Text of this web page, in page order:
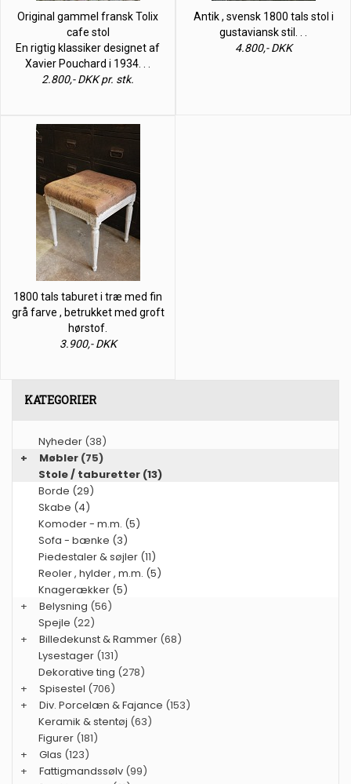
Original gammel fransk Tolix
cafe stol
En rigtig klassiker designet af
Xavier Pouchard i 1934. . .
2.800,- DKK pr. stk.
Antik , svensk 1800 tals stol i
gustaviansk stil. . .
4.800,- DKK
1800 tals taburet i træ med fin
grå farve , betrukket med groft
hørstof.
3.900,- DKK
KATEGORIER
Nyheder (38)
+
Møbler (75)
Stole / taburetter (13)
Borde (29)
Skabe (4)
Komoder - m.m. (5)
Sofa - bænke (3)
Piedestaler & søjler (11)
Reoler , hylder , m.m. (5)
Knagerækker (5)
+
Belysning (56)
Spejle (22)
+
Billedekunst & Rammer (68)
Lysestager (131)
Dekorative ting (278)
+
Spisestel (706)
+
Div. Porcelæn & Fajance (153)
Keramik & stentøj (63)
Figurer (181)
+
Glas (123)
+
Fattigmandssølv (99)